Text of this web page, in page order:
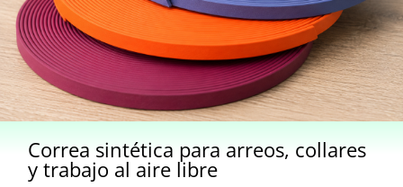
Correa sintética para arreos, collares
y trabajo al aire libre